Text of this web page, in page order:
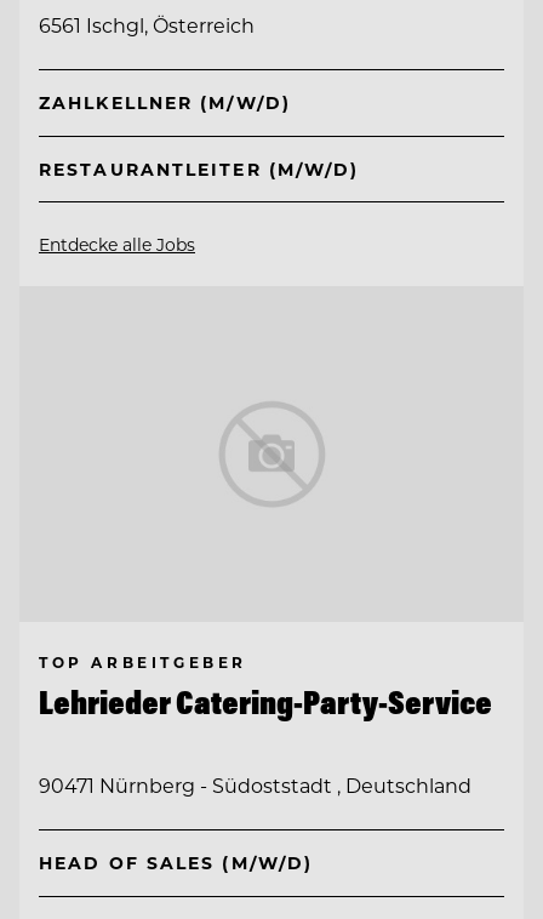
6561 Ischgl, Österreich
ZAHLKELLNER (M/W/D)
RESTAURANTLEITER (M/W/D)
Entdecke alle Jobs
TOP ARBEITGEBER
Lehrieder Catering-Party-Service
90471 Nürnberg - Südoststadt , Deutschland
HEAD OF SALES (M/W/D)